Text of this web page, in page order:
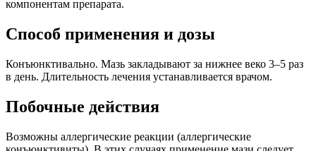
компонентам препарата.
Способ применения и дозы
Конъюнктивально. Мазь закладывают за нижнее веко 3–5 раз
в день. Длительность лечения устанавливается врачом.
Побочные действия
Возможны аллергические реакции (аллергические